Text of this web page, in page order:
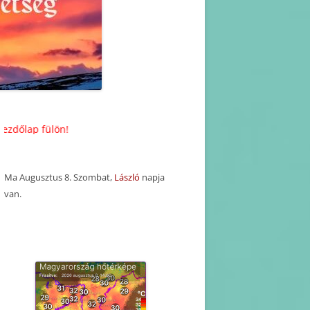
KORÁBBI HAVI PROGRAM
TERVEZETEK(2025-2016)
KORÁBBI PROGRAMOK-
BEJEGYZÉSEK
Ma Augusztus 8. Szombat, László napja
van.